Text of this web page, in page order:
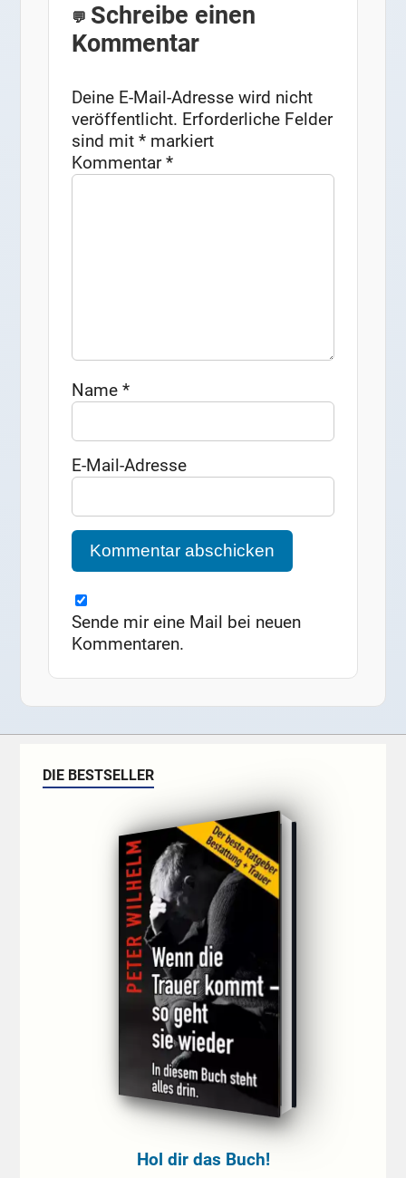
Schreibe einen
Kommentar
Deine E-Mail-Adresse wird nicht
veröffentlicht. Erforderliche Felder
sind mit* markiert
Kommentar*
Name*
E-Mail-Adresse
Sende mir eine Mail bei neuen
Kommentaren.
DIE BESTSELLER
Hol dir das Buch!